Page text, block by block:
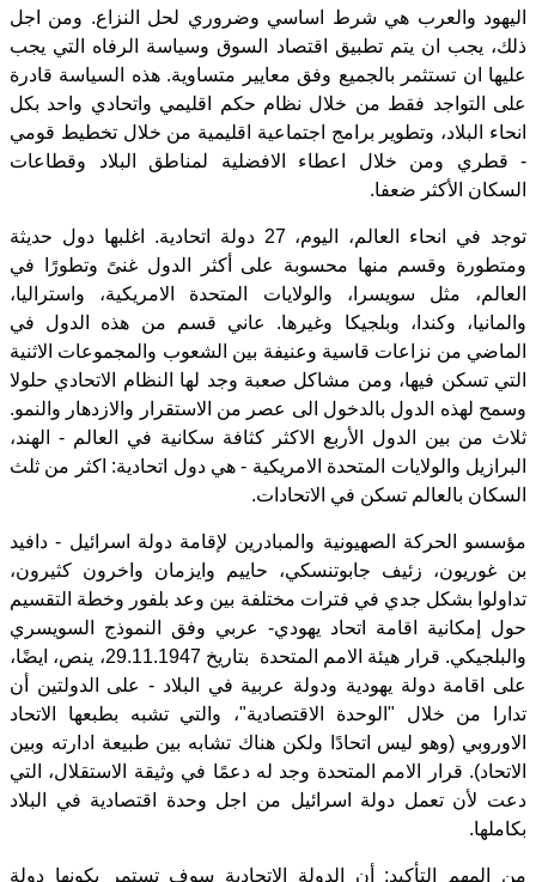
اليهود والعرب هي شرط اساسي وضروري لحل النزاع. ومن اجل
ذلك، يجب ان يتم تطبيق اقتصاد السوق وسياسة الرفاه التي يجب
عليها ان تستثمر بالجميع وفق معايير متساوية. هذه السياسة قادرة
على التواجد فقط من خلال نظام حكم اقليمي واتحادي واحد بكل
انحاء البلاد، وتطوير برامج اجتماعية اقليمية من خلال تخطيط قومي
- قطري ومن خلال اعطاء الافضلية لمناطق البلاد وقطاعات
السكان الأكثر ضعفا.
توجد في انحاء العالم، اليوم، 27 دولة اتحادية. اغلبها دول حديثة
ومتطورة وقسم منها محسوبة على أكثر الدول غنىً وتطورًا في
العالم، مثل سويسرا، والولايات المتحدة الامريكية، واستراليا،
والمانيا، وكندا، وبلجيكا وغيرها. عاني قسم من هذه الدول في
الماضي من نزاعات قاسية وعنيفة بين الشعوب والمجموعات الاثنية
التي تسكن فيها، ومن مشاكل صعبة وجد لها النظام الاتحادي حلولا
وسمح لهذه الدول بالدخول الى عصر من الاستقرار والازدهار والنمو.
ثلاث من بين الدول الأربع الاكثر كثافة سكانية في العالم - الهند،
البرازيل والولايات المتحدة الامريكية - هي دول اتحادية: اكثر من ثلث
السكان بالعالم تسكن في الاتحادات.
مؤسسو الحركة الصهيونية والمبادرين لإقامة دولة اسرائيل - دافيد
بن غوريون، زئيف جابوتنسكي، حاييم وايزمان واخرون كثيرون،
تداولوا بشكل جدي في فترات مختلفة بين وعد بلفور وخطة التقسيم
حول إمكانية اقامة اتحاد يهودي- عربي وفق النموذج السويسري
والبلجيكي. قرار هيئة الامم المتحدة بتاريخ 29.11.1947، ينص، ايضًا،
على اقامة دولة يهودية ودولة عربية في البلاد - على الدولتين أن
تدارا من خلال "الوحدة الاقتصادية"، والتي تشبه بطبعها الاتحاد
الاوروبي (وهو ليس اتحادًا ولكن هناك تشابه بين طبيعة ادارته وبين
الاتحاد). قرار الامم المتحدة وجد له دعمًا في وثيقة الاستقلال، التي
دعت لأن تعمل دولة اسرائيل من اجل وحدة اقتصادية في البلاد
بكاملها.
من المهم التأكيد: أن الدولة الاتحادية سوف تستمر بكونها دولة